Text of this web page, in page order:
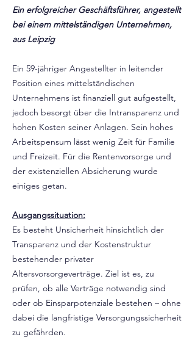
Ein erfolgreicher Geschäftsführer, angestellt
bei einem mittelständigen Unternehmen,
aus Leipzig
Ein 59-jähriger Angestellter in leitender
Position eines mittelständischen
Unternehmens ist finanziell gut aufgestellt,
jedoch besorgt über die Intransparenz und
hohen Kosten seiner Anlagen. Sein hohes
Arbeitspensum lässt wenig Zeit für Familie
und Freizeit. Für die Rentenvorsorge und
der existenziellen Absicherung wurde
einiges getan.
Ausgangssituation:
Es besteht Unsicherheit hinsichtlich der
Transparenz und der Kostenstruktur
bestehender privater
Altersvorsorgeverträge. Ziel ist es, zu
prüfen, ob alle Verträge notwendig sind
oder ob Einsparpotenziale bestehen – ohne
dabei die langfristige Versorgungssicherheit
zu gefährden.